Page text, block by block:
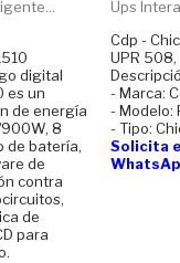
digital
es un
de energía
8
de batería,
de
contra
de
para
Ups
Cdp -
UPR 508,
- Marca:
- Modelo:
- Tipo:
Solicita